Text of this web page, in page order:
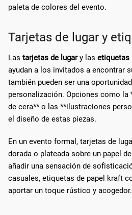
paleta de colores del evento.
Tarjetas de lugar y
Las tarjetas de lugary las etiquetas
ayudan a los invitados a encontrar
también pueden ser una
personalización. Opciones como
de cera** o las **ilustraciones
el diseño de estas piezas.
En un evento formal, tarjetas de
dorada o plateada sobre un papel
añadir una sensación de
casuales, etiquetas de papel kraft
aportar un toque rústico y acogedor.